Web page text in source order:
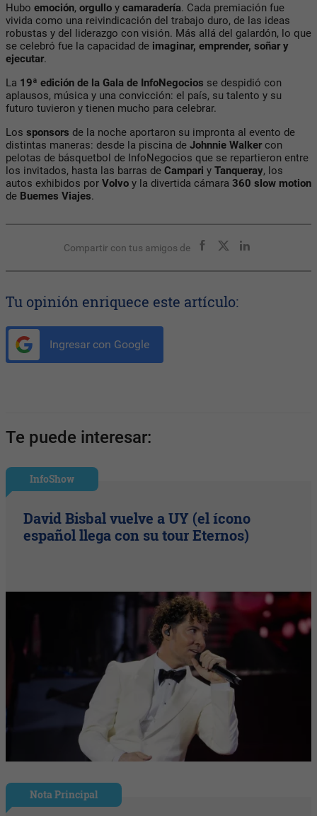
Hubo emoción, orgullo y camaradería. Cada premiación fue
vivida como una reivindicación del trabajo duro, de las ideas
robustas y del liderazgo con visión. Más allá del galardón, lo que
se celebró fue la capacidad de imaginar, emprender, soñar y
ejecutar.
La 19ª edición de la Gala de InfoNegocios se despidió con
aplausos, música y una convicción: el país, su talento y su
futuro tuvieron y tienen mucho para celebrar.
Los sponsors de la noche aportaron su impronta al evento de
distintas maneras: desde la piscina de Johnnie Walkercon
pelotas de básquetbol de InfoNegocios que se repartieron entre
los invitados, hasta las barras de Campari y Tanqueray, los
autos exhibidos por Volvo y la divertida cámara 360 slow motion
de Buemes Viajes.
Compartir con tus amigos de
Tu opinión enriquece este artículo:
Ingresar con Google
Te puede interesar:
InfoShow
David Bisbal vuelve a UY (el ícono
español llega con su tour Eternos)
Nota Principal